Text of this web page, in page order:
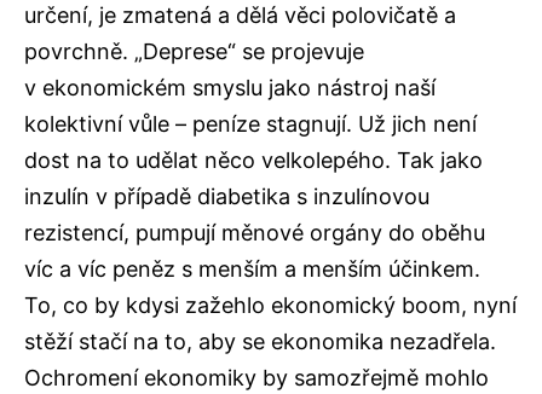
určení, je zmatená a dělá věci polovičatě a
povrchně. „Deprese“ se projevuje
v ekonomickém smyslu jako nástroj naší
kolektivní vůle – peníze stagnují. Už jich není
dost na to udělat něco velkolepého. Tak jako
inzulín v případě diabetika s inzulínovou
rezistencí, pumpují měnové orgány do oběhu
víc a víc peněz s menším a menším účinkem.
To, co by kdysi zažehlo ekonomický boom, nyní
stěží stačí na to, aby se ekonomika nezadřela.
Ochromení ekonomiky by samozřejmě mohlo